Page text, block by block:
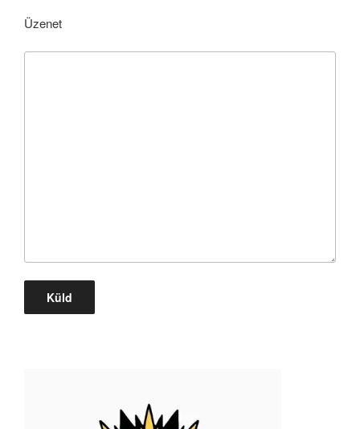
Üzenet